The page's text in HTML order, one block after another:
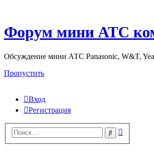
Форум мини АТС
Обсуждение мини АТС Panasonic, W&T,
Пропустить
Вход
Регистрация
Поиск